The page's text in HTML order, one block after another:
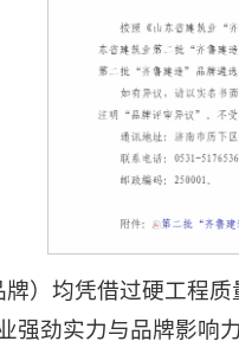
）均凭借过硬工程
强劲实力与品牌影响